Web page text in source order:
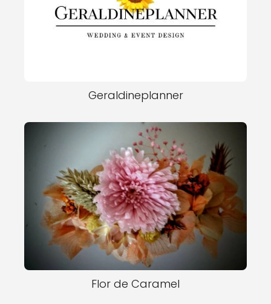
Geraldineplanner
Flor de Caramel